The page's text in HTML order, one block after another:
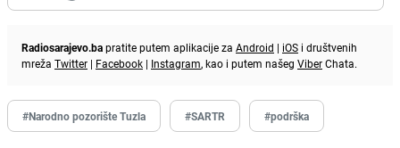
Radiosarajevo.bapratite putem aplikacije za Android | iOS i društvenih
mreža Twitter | Facebook | Instagram, kao i putem našeg ViberChata.
#Narodno pozorište Tuzla #SARTR #podrška